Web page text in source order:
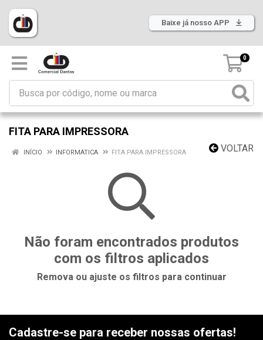
Baixe já nosso APP
0
FITA PARA IMPRESSORA
VOLTAR
INÍCIO INFORMATICA FITA PARA IMPRESSORA
Não foram encontrados produtos
com os filtros aplicados
Remova ou ajuste os filtros para continuar
Cadastre-se para receber nossas ofertas!